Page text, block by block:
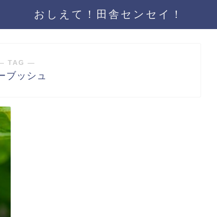
おしえて！田舎センセイ！
TAG ―
ブッシュ